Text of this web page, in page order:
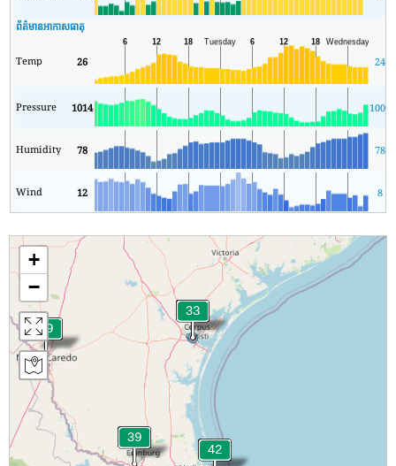
ព័ត៌មានអាកាសធាតុ
Temp 26 24
Pressure 1014 1006
Humidity 78 78
Wind 12 8
+
−